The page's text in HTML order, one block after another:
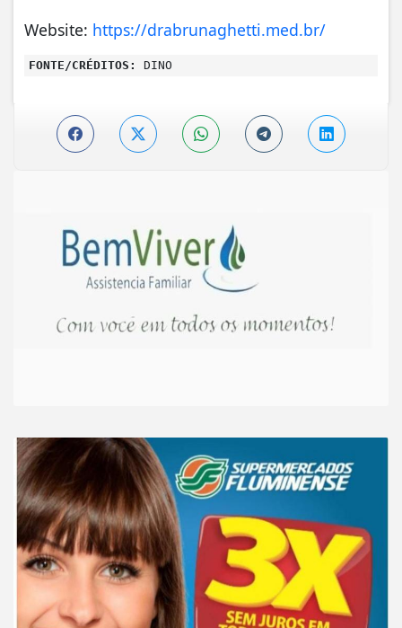
Website: https://drabrunaghetti.med.br/
FONTE/CRÉDITOS: DINO